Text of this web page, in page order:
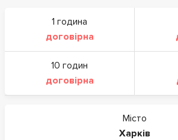
1 година
договірна
10 годин
договірна
Місто
Харків